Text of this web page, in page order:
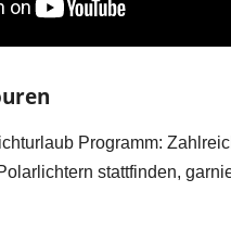
Programm:
stattfinden,